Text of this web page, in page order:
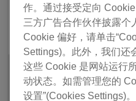
向论
作。通过接受定向
三方广告合作伙伴披露个
Cookie 偏好，请单击
Settings)。此外，我们还
这些 Cookie 是网站运行
动状态。如需管理您的
设置”(Cookies Settings)。